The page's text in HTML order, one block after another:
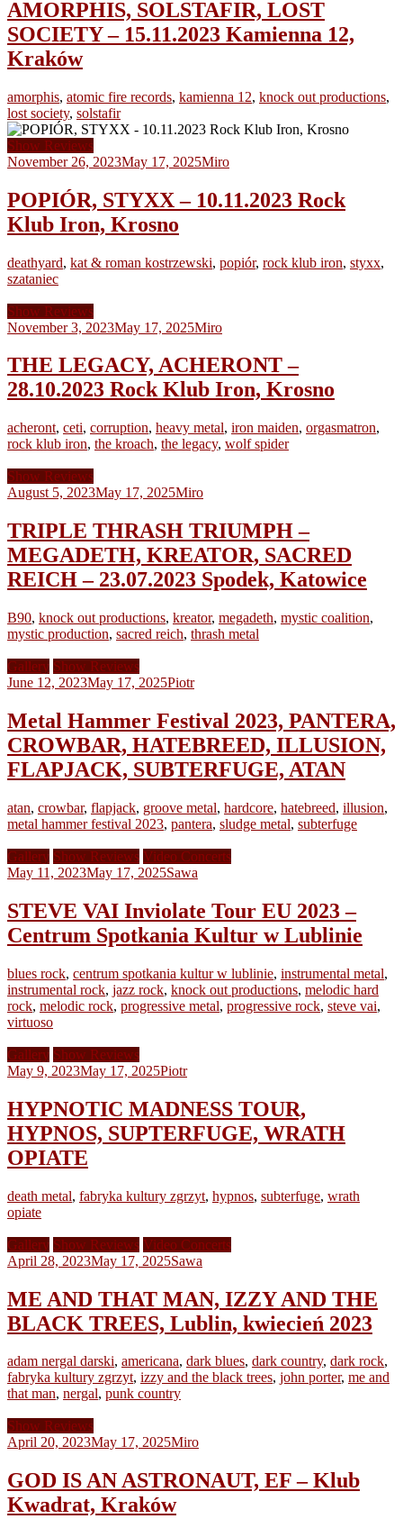
AMORPHIS, SOLSTAFIR, LOST
SOCIETY – 15.11.2023 Kamienna 12,
Kraków
amorphis, atomic fire records, kamienna 12, knock out productions,
lost society, solstafir
Show Reviews
November 26, 2023May 17, 2025Miro
POPIÓR, STYXX – 10.11.2023 Rock
Klub Iron, Krosno
deathyard, kat & roman kostrzewski, popiór, rock klub iron, styxx,
szataniec
Show Reviews
November 3, 2023May 17, 2025Miro
THE LEGACY, ACHERONT –
28.10.2023 Rock Klub Iron, Krosno
acheront, ceti, corruption, heavy metal, iron maiden, orgasmatron,
rock klub iron, the kroach, the legacy, wolf spider
Show Reviews
August 5, 2023May 17, 2025Miro
TRIPLE THRASH TRIUMPH –
MEGADETH, KREATOR, SACRED
REICH – 23.07.2023 Spodek, Katowice
B90, knock out productions, kreator, megadeth, mystic coalition,
mystic production, sacred reich, thrash metal
Gallery Show Reviews
June 12, 2023May 17, 2025Piotr
Metal Hammer Festival 2023, PANTERA,
CROWBAR, HATEBREED, ILLUSION,
FLAPJACK, SUBTERFUGE, ATAN
atan, crowbar, flapjack, groove metal, hardcore, hatebreed, illusion,
metal hammer festival 2023, pantera, sludge metal, subterfuge
Gallery Show Reviews Video Concerts
May 11, 2023May 17, 2025Sawa
STEVE VAI Inviolate Tour EU 2023 –
Centrum Spotkania Kultur w Lublinie
blues rock, centrum spotkania kultur w lublinie, instrumental metal,
instrumental rock, jazz rock, knock out productions, melodic hard
rock, melodic rock, progressive metal, progressive rock, steve vai,
virtuoso
Gallery Show Reviews
May 9, 2023May 17, 2025Piotr
HYPNOTIC MADNESS TOUR,
HYPNOS, SUPTERFUGE, WRATH
OPIATE
death metal, fabryka kultury zgrzyt, hypnos, subterfuge, wrath
opiate
Gallery Show Reviews Video Concerts
April 28, 2023May 17, 2025Sawa
ME AND THAT MAN, IZZY AND THE
BLACK TREES, Lublin, kwiecień 2023
adam nergal darski, americana, dark blues, dark country, dark rock,
fabryka kultury zgrzyt, izzy and the black trees, john porter, me and
that man, nergal, punk country
Show Reviews
April 20, 2023May 17, 2025Miro
GOD IS AN ASTRONAUT, EF – Klub
Kwadrat, Kraków